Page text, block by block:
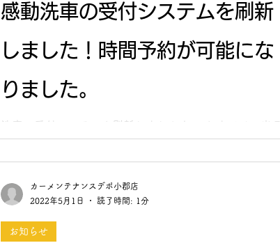
感動洗車の受付システムを刷新
しました！時間予約が可能にな
りました。
洗車の受付システムを刷新しました！ これまでは、当日
受付の来店予約順でご案内しておりましたが、 本日7月
多々お問い合わせを頂いておりました。...
お知らせ
カーメンテナンスデポ小郡店
2022年5月1日
読了時間: 1分